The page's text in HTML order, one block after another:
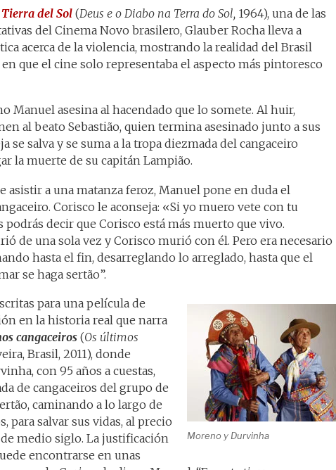
del Sol (Deus e o Diabo na Terra do Sol, 1964), una de las
del Cinema Novo brasilero, Glauber Rocha lleva a
acerca de la violencia, mostrando la realidad del Brasil
que el cine solo representaba el aspecto más pintoresco
Manuel asesina al hacendado que lo somete. Al huir,
al beato Sebastião, quien termina asesinado junto a sus
se salva y se suma a la tropa diezmada del cangaceiro
la muerte de su capitán Lampião.
asistir a una matanza feroz, Manuel pone en duda el
Corisco le aconseja: «Si yo muero vete con tu
decir que Corisco está más muerto que vivo.
de una sola vez y Corisco murió con él. Pero era necesario
hasta el fin, desarreglando lo arreglado, hasta que el
se haga sertão”.
Moreno y Durvinha
para una película de
en la historia real que narra
cangaceiros(Os últimos
Brasil, 2011), donde
con 95 años a cuestas,
de cangaceiros del grupo de
caminando a lo largo de
salvar sus vidas, al precio
medio siglo. La justificación
encontrarse en unas